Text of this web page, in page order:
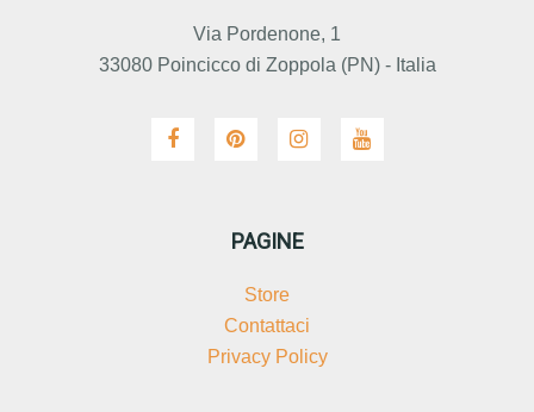
Via Pordenone, 1
33080 Poincicco di Zoppola (PN) - Italia
PAGINE
Store
Contattaci
Privacy Policy